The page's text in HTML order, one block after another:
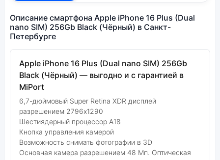
Описание смартфона Apple iPhone 16 Plus (Dual
nano SIM) 256Gb Black (Чёрный) в Санкт-
Петербурге
Apple iPhone 16 Plus (Dual nano SIM) 256Gb
Black (Чёрный) — выгодно и с гарантией в
MiPort
6,7-дюймовый Super Retina XDR дисплей
разрешением 2796x1290
Шестиядерный процессор А18
Кнопка управления камерой
Возможность снимать фотографии в 3D
Основная камера разрешением 48 Мп. Оптическая